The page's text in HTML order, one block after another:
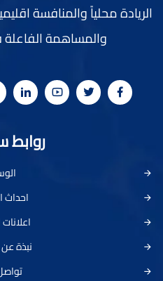
الريادة محلياً والمنافسة
والمساهمة
روابط
احداث
نبذة